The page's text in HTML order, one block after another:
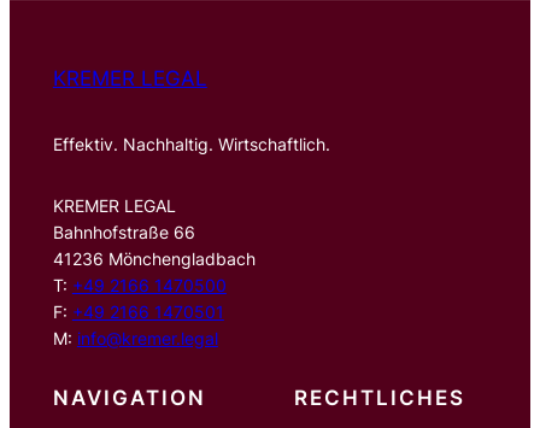
KREMER LEGAL
Effektiv. Nachhaltig. Wirtschaftlich.
KREMER LEGAL
Bahnhofstraße 66
41236 Mönchengladbach
T: +49 2166 1470500
F: +49 2166 1470501
M: info@kremer.legal
NAVIGATION RECHTLICHES